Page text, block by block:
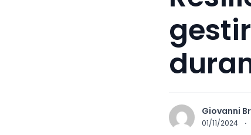
Giovanni
01/11/2024 ·